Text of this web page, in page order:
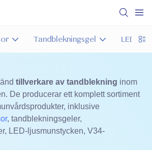
Tandblekningsgel LED-kit
tillverkare av tandblekning inom
De producerar ett komplett sortiment
inklusive
, tandblekningsgeler,
LED-ljusmunstycken, V34-